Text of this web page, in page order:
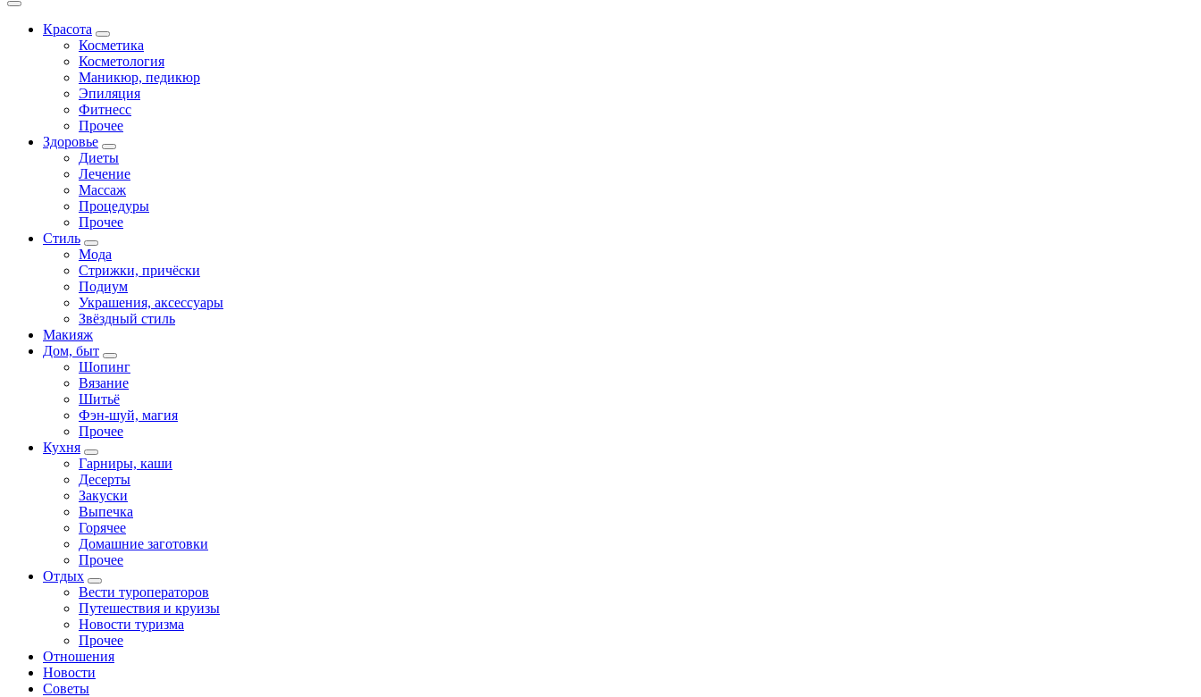
Красота
Косметика
Косметология
Маникюр, педикюр
Эпиляция
Фитнесс
Прочее
Здоровье
Диеты
Лечение
Массаж
Процедуры
Прочее
Стиль
Мода
Стрижки, причёски
Подиум
Украшения, аксессуары
Звёздный стиль
Макияж
Дом, быт
Шопинг
Вязание
Шитьё
Фэн-шуй, магия
Прочее
Кухня
Гарниры, каши
Десерты
Закуски
Выпечка
Горячее
Домашние заготовки
Прочее
Отдых
Вести туроператоров
Путешествия и круизы
Новости туризма
Прочее
Отношения
Новости
Советы